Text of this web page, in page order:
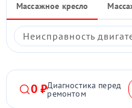
Массажное кресло
Неисправность
0 ₽Диагностика перед
ремонтом